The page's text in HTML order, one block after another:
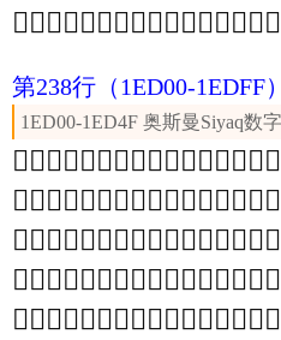
𞳰
𞳱
𞳲
𞳳
𞳴
𞳵
𞳶
𞳷
𞳸
𞳹
𞳺
𞳻
𞳼
𞳽
𞳾
𞳿
第238行 （1ED00-1EDFF）
1ED00-1ED4F 奥斯曼Siyaq数
𞴎
𞴏
𞴐
𞴑
𞴒
𞴓
𞴔
𞴕
𞴖
𞴗
𞴘
𞴙
𞴚
𞴛
𞴜
𞴝
𞴬
𞴭
𞴮
𞴯
𞴰
𞴱
𞴲
𞴳
𞴴
𞴵
𞴶
𞴷
𞴸
𞴹
𞴺
𞴻
𞵊
𞵋
𞵌
𞵍
𞵎
𞵏
𞵐
𞵑
𞵒
𞵓
𞵔
𞵕
𞵖
𞵗
𞵘
𞵙
𞵨
𞵩
𞵪
𞵫
𞵬
𞵭
𞵮
𞵯
𞵰
𞵱
𞵲
𞵳
𞵴
𞵵
𞵶
𞵷
𞶆
𞶇
𞶈
𞶉
𞶊
𞶋
𞶌
𞶍
𞶎
𞶏
𞶐
𞶑
𞶒
𞶓
𞶔
𞶕